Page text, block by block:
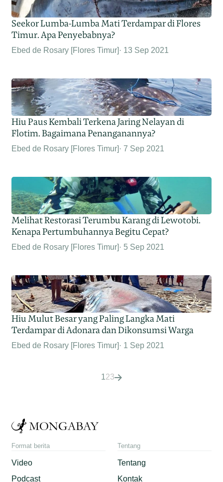
Seekor Lumba-Lumba Mati Terdampar di Flores
Timur. Apa Penyebabnya?
Ebed de Rosary [Flores Timur] 13 Sep 2021
Hiu Paus Kembali Terkena Jaring Nelayan di
Flotim. Bagaimana Penanganannya?
Ebed de Rosary [Flores Timur] 7 Sep 2021
Melihat Restorasi Terumbu Karang di Lewotobi.
Kenapa Pertumbuhannya Begitu Cepat?
Ebed de Rosary [Flores Timur] 5 Sep 2021
Hiu Mulut Besar yang Paling Langka Mati
Terdampar di Adonara dan Dikonsumsi Warga
Ebed de Rosary [Flores Timur] 1 Sep 2021
123
Format berita
Video
Podcast
Tentang
Tentang
Kontak